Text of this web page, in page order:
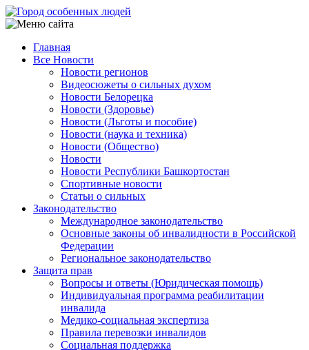
Перейти
к
содержанию
Main
navigation
Главная
Все Новости
Новости регионов
Видеосюжеты о сильных духом
Новости Белорецка
Новости (Здоровье)
Новости (Льготы и пособие)
Новости (наука и техника)
Новости (Общество)
Новости
Новости Республики Башкортостан
Спортивные новости
Статьи о сильных
Законодательство
Международное законодательство
Основные законы об инвалидности в Российской
Федерации
Региональное законодательство
Защита прав
Вопросы и ответы (Юридическая помощь)
Индивидуальная программа реабилитации
инвалида
Медико-социальная экспертиза
Правила перевозки инвалидов
Социальная поддержка